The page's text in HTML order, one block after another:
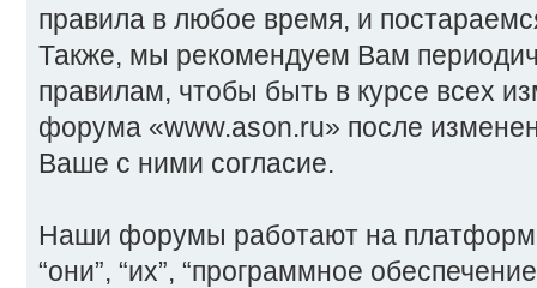
правила в любое время, и
Также, мы рекомендуем Вам
правилам, чтобы быть в курсе всех
форума «www.ason.ru» после
Ваше с ними согласие.
Наши форумы работают на
“они”, “их”, “программное